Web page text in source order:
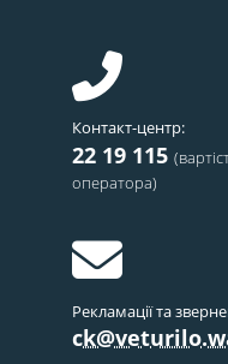
Контакт-центр:
22 19 115
оператора)
Рекламації та